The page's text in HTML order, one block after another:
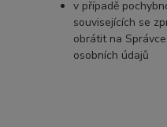
v případě
souvisejících se
obrátit na
osobních údajů